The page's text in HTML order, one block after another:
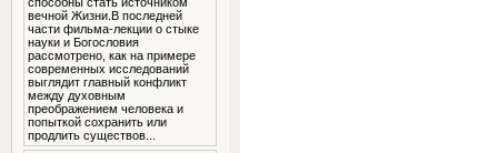
вечной Жизни.В последней
части фильма-лекции о стыке
науки и Богословия
рассмотрено, как на примере
современных исследований
выглядит главный конфликт
между духовным
преображением человека и
попыткой сохранить или
продлить существов...